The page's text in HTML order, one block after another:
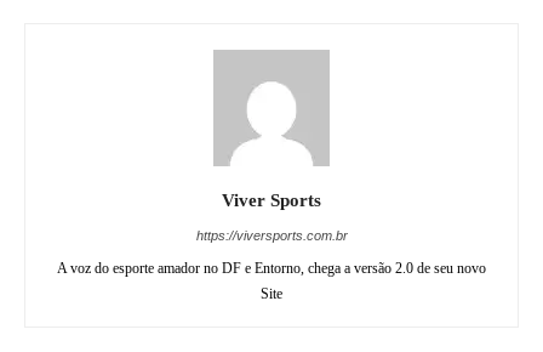
Viver Sports
https://viversports.com.br
A voz do esporte amador no DF e Entorno, chega a versão 2.0 de seu novo
Site